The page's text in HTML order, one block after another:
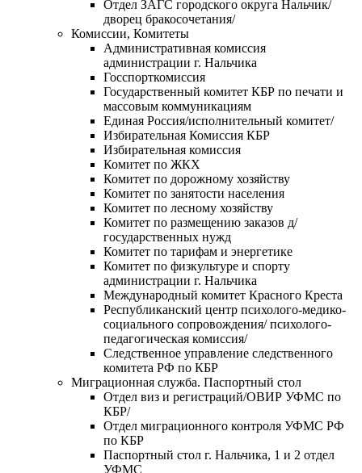
Отдел ЗАГС городского округа Нальчик/
дворец бракосочетания/
Комиссии, Комитеты
Административная комиссия
администрации г. Нальчика
Госспорткомиссия
Государственный комитет КБР по печати и
массовым коммуникациям
Единая Россия/исполнительный комитет/
Избирательная Комиссия КБР
Избирательная комиссия
Комитет по ЖКХ
Комитет по дорожному хозяйству
Комитет по занятости населения
Комитет по лесному хозяйству
Комитет по размещению заказов д/
государственных нужд
Комитет по тарифам и энергетике
Комитет по физкультуре и спорту
администрации г. Нальчика
Международный комитет Красного Креста
Республиканский центр психолого-медико-
социального сопровождения/ психолого-
педагогическая комиссия/
Следственное управление следственного
комитета РФ по КБР
Миграционная служба. Паспортный стол
Отдел виз и регистраций/ОВИР УФМС по
КБР/
Отдел миграционного контроля УФМС РФ
по КБР
Паспортный стол г. Нальчика, 1 и 2 отдел
УФМС